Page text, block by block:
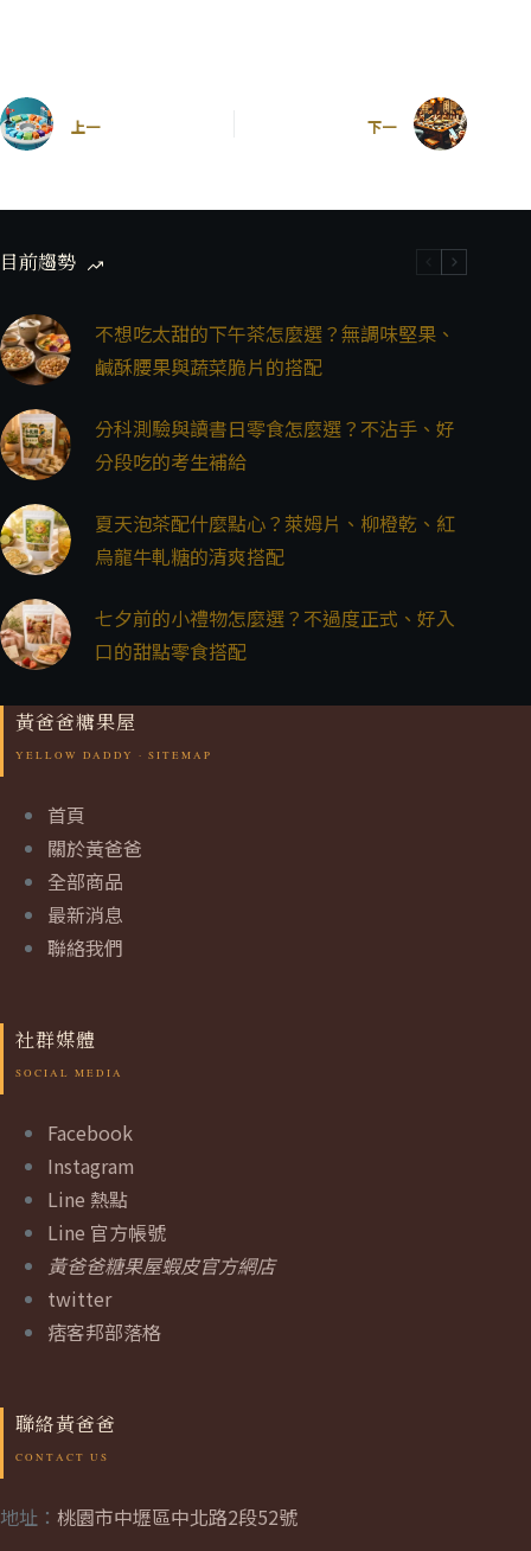
上一 下一
目前趨勢
不想吃太甜的下午茶怎麼選？無調味堅果、
鹹酥腰果與蔬菜脆片的搭配
分科測驗與讀書日零食怎麼選？不沾手、好
分段吃的考生補給
夏天泡茶配什麼點心？萊姆片、柳橙乾、紅
烏龍牛軋糖的清爽搭配
七夕前的小禮物怎麼選？不過度正式、好入
口的甜點零食搭配
黃爸爸糖果屋
首頁
關於黃爸爸
全部商品
最新消息
聯絡我們
社群媒體
Facebook
Instagram
Line 熱點
Line 官方帳號
黃爸爸糖果屋蝦皮官方網店
twitter
痞客邦部落格
聯絡黃爸爸
地址： 桃園市中壢區中北路2段52號